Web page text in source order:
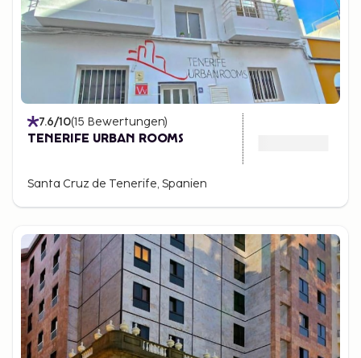
7.6/10(15 Bewertungen)
TENERIFE URBAN ROOMS
Santa Cruz de Tenerife, Spanien